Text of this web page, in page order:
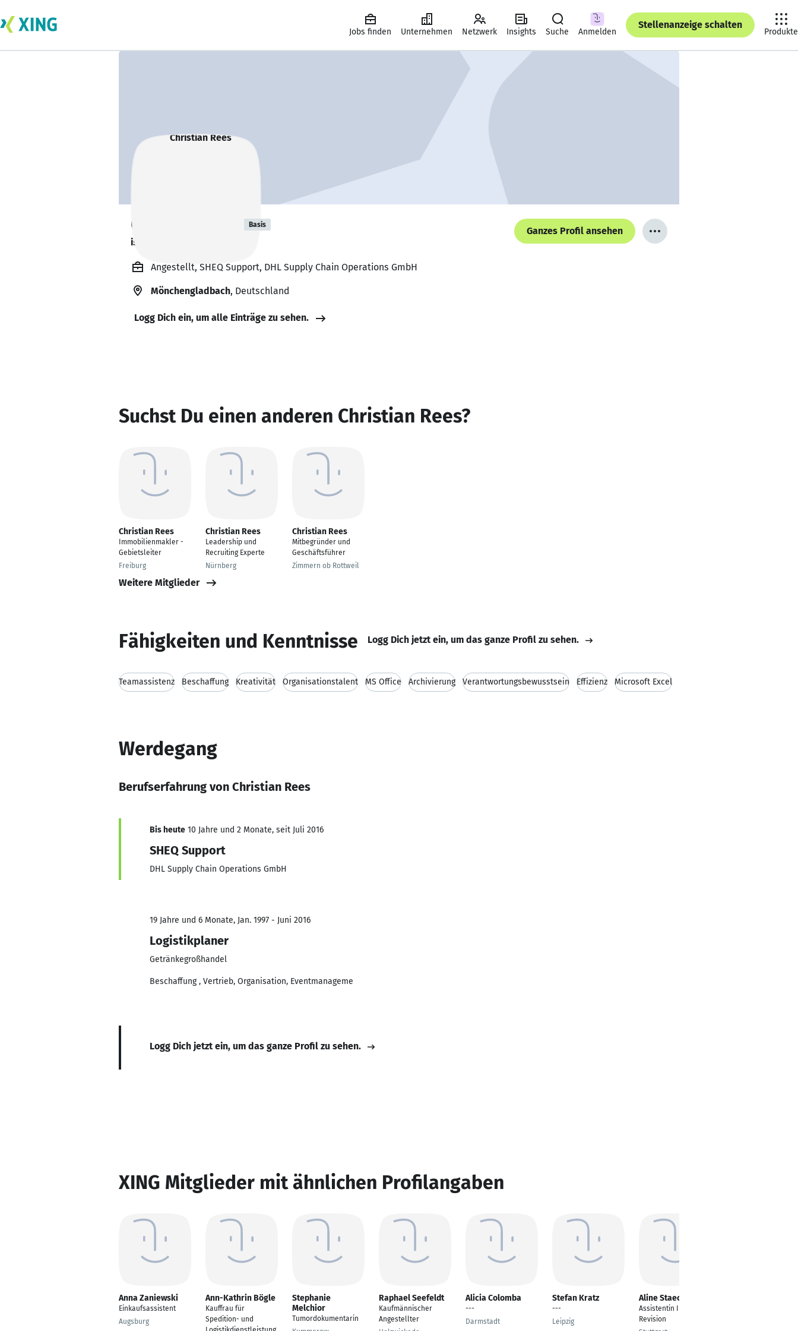
Jobs finden Unternehmen Netzwerk Insights Suche Anmelden
Stellenanzeige schalten
Produkte
Christian Rees Basis
ist offen für Projekte. 🔎
Ganzes Profil ansehen
Angestellt, SHEQ Support, DHL Supply Chain Operations GmbH
Mönchengladbach, Deutschland
Logg Dich ein, um alle Einträge zu sehen.
Suchst Du einen anderen Christian Rees?
Christian Rees
Immobilienmakler -
Gebietsleiter
Freiburg
Christian Rees
Leadership und
Recruiting Experte
Nürnberg
Christian Rees
Mitbegründer und
Geschäftsführer
Zimmern ob Rottweil
Weitere Mitglieder
Fähigkeiten und Kenntnisse Logg Dich jetzt ein, um das ganze Profil zu sehen.
Teamassistenz Beschaffung Kreativität Organisationstalent MS Office Archivierung Verantwortungsbewusstsein Effizienz Microsoft Excel
Werdegang
Berufserfahrung von Christian Rees
Bis heute 10 Jahre und 2 Monate, seit Juli 2016
SHEQ Support
DHL Supply Chain Operations GmbH
19 Jahre und 6 Monate, Jan. 1997 - Juni 2016
Logistikplaner
Getränkegroßhandel
Beschaffung , Vertrieb, Organisation, Eventmanageme
Logg Dich jetzt ein, um das ganze Profil zu sehen.
XING Mitglieder mit ähnlichen Profilangaben
Anna Zaniewski
Einkaufsassistent
Augsburg
Ann-Kathrin Bögle
Kauffrau für
Spedition- und
Stephanie
Melchior
Tumordokumentarin
Raphael Seefeldt
Kaufmännischer
Angestellter
Alicia Colomba
---
Darmstadt
Stefan Kratz
---
Leipzig
Aline Staecker
Assistentin Interne
Revision